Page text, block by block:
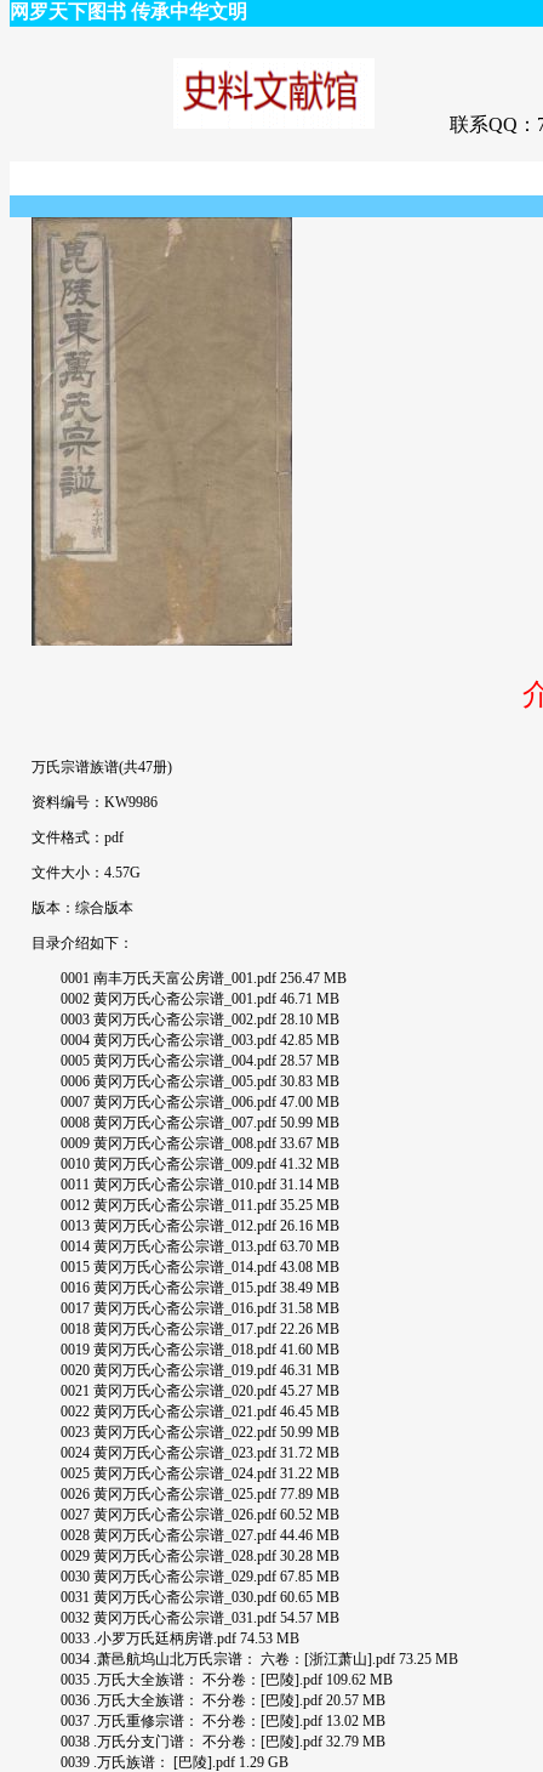
网罗天下图书 传承中华文明
联系QQ：
万氏宗谱族谱(共47册)
资料编号：KW9986
文件格式：pdf
文件大小：4.57G
版本：综合版本
目录介绍如下：
0001 南丰万氏天富公房谱_001.pdf 256.47 MB
0002 黄冈万氏心斋公宗谱_001.pdf 46.71 MB
0003 黄冈万氏心斋公宗谱_002.pdf 28.10 MB
0004 黄冈万氏心斋公宗谱_003.pdf 42.85 MB
0005 黄冈万氏心斋公宗谱_004.pdf 28.57 MB
0006 黄冈万氏心斋公宗谱_005.pdf 30.83 MB
0007 黄冈万氏心斋公宗谱_006.pdf 47.00 MB
0008 黄冈万氏心斋公宗谱_007.pdf 50.99 MB
0009 黄冈万氏心斋公宗谱_008.pdf 33.67 MB
0010 黄冈万氏心斋公宗谱_009.pdf 41.32 MB
0011 黄冈万氏心斋公宗谱_010.pdf 31.14 MB
0012 黄冈万氏心斋公宗谱_011.pdf 35.25 MB
0013 黄冈万氏心斋公宗谱_012.pdf 26.16 MB
0014 黄冈万氏心斋公宗谱_013.pdf 63.70 MB
0015 黄冈万氏心斋公宗谱_014.pdf 43.08 MB
0016 黄冈万氏心斋公宗谱_015.pdf 38.49 MB
0017 黄冈万氏心斋公宗谱_016.pdf 31.58 MB
0018 黄冈万氏心斋公宗谱_017.pdf 22.26 MB
0019 黄冈万氏心斋公宗谱_018.pdf 41.60 MB
0020 黄冈万氏心斋公宗谱_019.pdf 46.31 MB
0021 黄冈万氏心斋公宗谱_020.pdf 45.27 MB
0022 黄冈万氏心斋公宗谱_021.pdf 46.45 MB
0023 黄冈万氏心斋公宗谱_022.pdf 50.99 MB
0024 黄冈万氏心斋公宗谱_023.pdf 31.72 MB
0025 黄冈万氏心斋公宗谱_024.pdf 31.22 MB
0026 黄冈万氏心斋公宗谱_025.pdf 77.89 MB
0027 黄冈万氏心斋公宗谱_026.pdf 60.52 MB
0028 黄冈万氏心斋公宗谱_027.pdf 44.46 MB
0029 黄冈万氏心斋公宗谱_028.pdf 30.28 MB
0030 黄冈万氏心斋公宗谱_029.pdf 67.85 MB
0031 黄冈万氏心斋公宗谱_030.pdf 60.65 MB
0032 黄冈万氏心斋公宗谱_031.pdf 54.57 MB
0033 .小罗万氏廷柄房谱.pdf 74.53 MB
0034 .萧邑航坞山北万氏宗谱： 六卷：[浙江萧山].pdf 73.25 MB
0035 .万氏大全族谱： 不分卷：[巴陵].pdf 109.62 MB
0036 .万氏大全族谱： 不分卷：[巴陵].pdf 20.57 MB
0037 .万氏重修宗谱： 不分卷：[巴陵].pdf 13.02 MB
0038 .万氏分支门谱： 不分卷：[巴陵].pdf 32.79 MB
0039 .万氏族谱： [巴陵].pdf 1.29 GB